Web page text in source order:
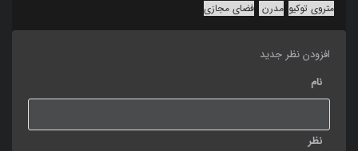
متروی توکیو مدرن فضای مجازی
افزودن نظر جدید
نام
نظر